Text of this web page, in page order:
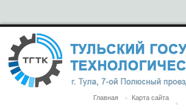
Главная Карта сайта